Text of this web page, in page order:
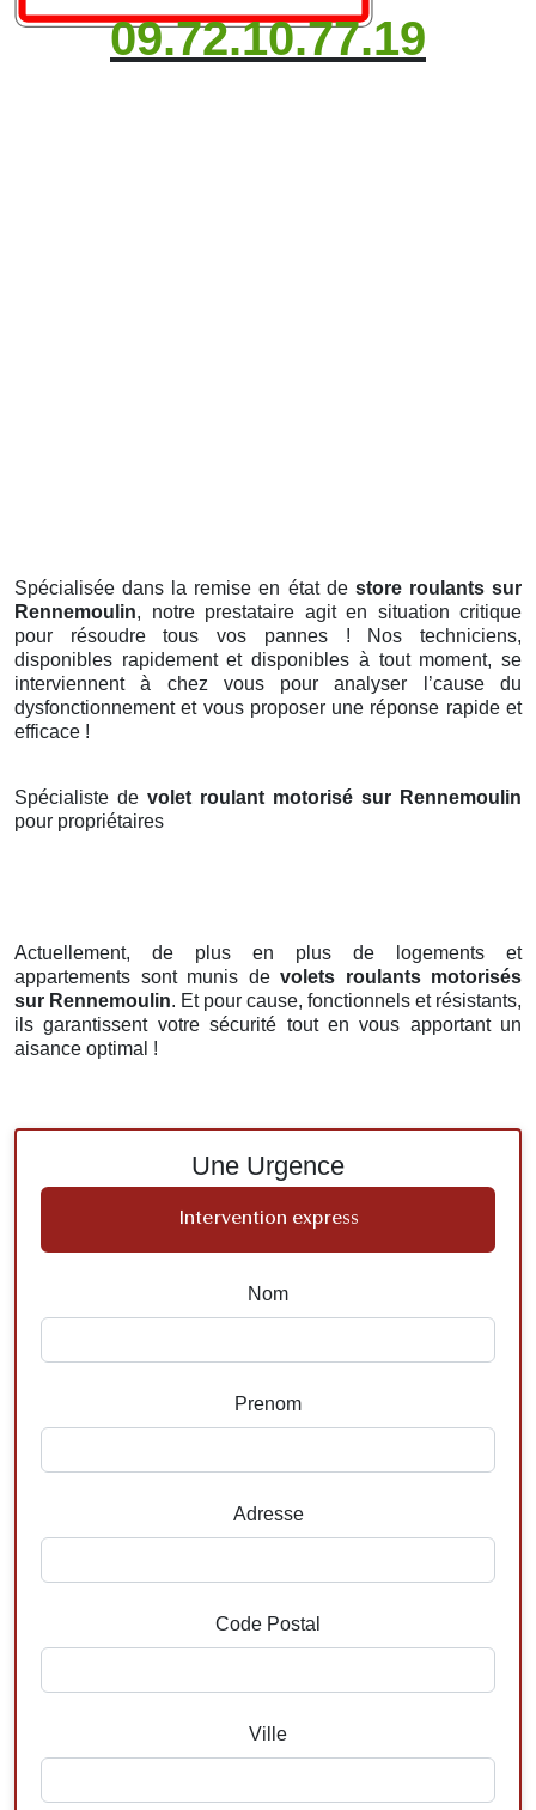
09.72.10.77.19
Spécialisée dans la remise en état de store roulants sur
Rennemoulin, notre prestataire agit en situation critique
pour résoudre tous vos pannes ! Nos techniciens,
disponibles rapidement et disponibles à tout moment, se
interviennent à chez vous pour analyser l’cause du
dysfonctionnement et vous proposer une réponse rapide et
efficace !
Spécialiste de volet roulant motorisé sur Rennemoulin
pour propriétaires
Actuellement, de plus en plus de logements et
appartements sont munis de volets roulants motorisés
sur Rennemoulin. Et pour cause, fonctionnels et résistants,
ils garantissent votre sécurité tout en vous apportant un
aisance optimal !
Une Urgence
Intervention express
Nom
Prenom
Adresse
Code Postal
Ville